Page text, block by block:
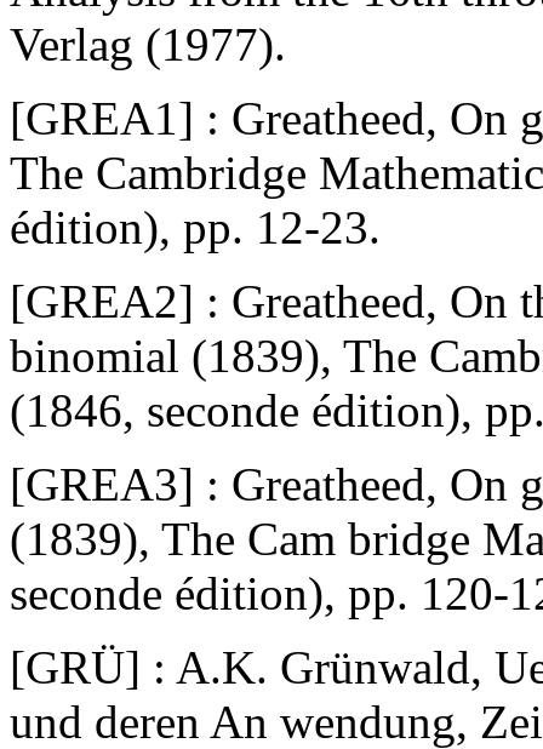
Verlag (1977).
[GREA1] : Greatheed, On
The Cambridge
édition), pp. 12-23.
[GREA2] : Greatheed, On
binomial (1839), The
(1846, seconde édition),
[GREA3] : Greatheed, On
(1839), The Cam bridge
seconde édition), pp. 120-
[GRÜ] : A.K. Grünwald,
und deren An wendung,